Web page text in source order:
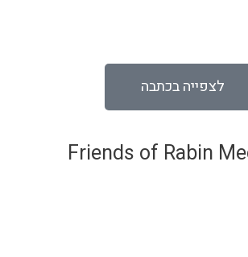
לצפייה בכתבה
Friends of Rabin